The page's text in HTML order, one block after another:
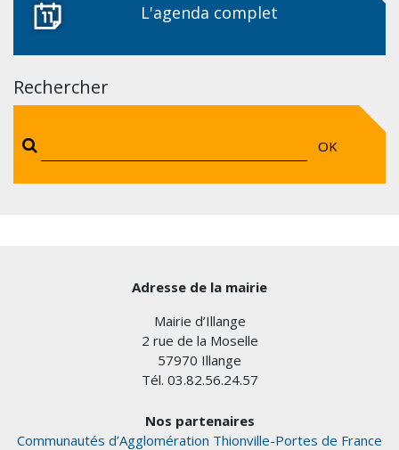
L'agenda complet
Rechercher
OK
Adresse de la mairie
Mairie d’Illange
2 rue de la Moselle
57970 Illange
Tél. 03.82.56.24.57
Nos partenaires
Communautés d’Agglomération Thionville-Portes de France